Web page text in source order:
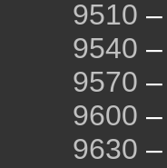
9510 –
9540 –
9570 –
9600 –
9630 –